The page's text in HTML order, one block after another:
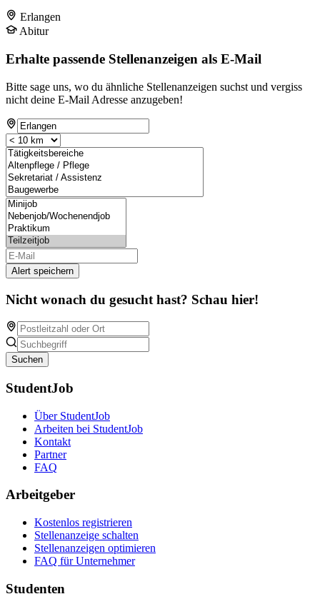
Erlangen
Abitur
Erhalte passende Stellenanzeigen als E-Mail
Bitte sage uns, wo du ähnliche Stellenanzeigen suchst und vergiss
nicht deine E-Mail Adresse anzugeben!
Alert speichern
Nicht wonach du gesucht hast? Schau hier!
Suchen
StudentJob
Über StudentJob
Arbeiten bei StudentJob
Kontakt
Partner
FAQ
Arbeitgeber
Kostenlos registrieren
Stellenanzeige schalten
Stellenanzeigen optimieren
FAQ für Unternehmer
Studenten